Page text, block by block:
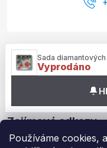
Používáme cookies,
Služby
Informace pro vás
Zajímavé odkazy
Sada
Vyprodáno